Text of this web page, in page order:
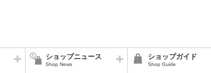
ショップニュース
Shop News
ショップガイド
Shop Guide